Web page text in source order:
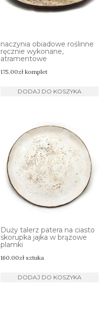
naczynia obiadowe roślinne
ręcznie wykonane,
atramentowe
175.00zł komplet
DODAJ DO KOSZYKA
Duży talerz patera na ciasto
skorupka jajka w brązowe
plamki
160.00zł sztuka
DODAJ DO KOSZYKA